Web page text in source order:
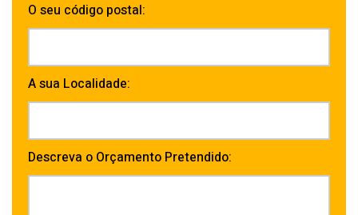
O seu código postal:
A sua Localidade:
Descreva o Orçamento Pretendido: